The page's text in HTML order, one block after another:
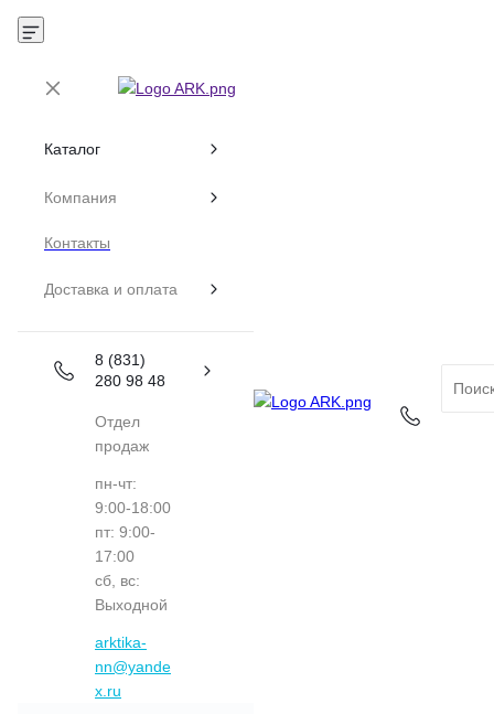
Каталог
Компания
Контакты
Доставка и оплата
8 (831)
280 98 48
Отдел
продаж
пн-чт:
9:00-18:00
пт: 9:00-
17:00
сб, вс:
Выходной
arktika-
nn@yande
x.ru